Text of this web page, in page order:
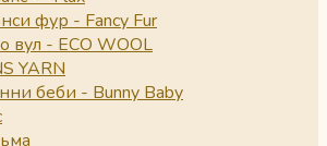
фур - Fancy Fur
вул - ECO WOOL
YARN
беби - Bunny Baby